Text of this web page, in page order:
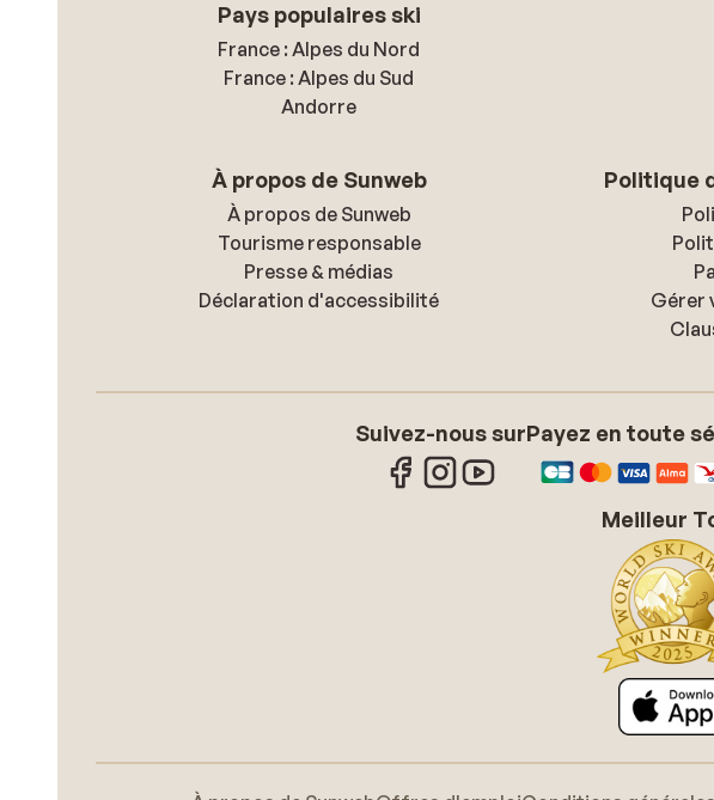
Pays populaires ski
France : Alpes du Nord
France : Alpes du Sud
Andorre
À propos de Sunweb
À propos de Sunweb
Tourisme responsable
Presse & médias
Déclaration d'accessibilité
Politique
Gérer
Suivez-nous surPayez en toute
Meilleur